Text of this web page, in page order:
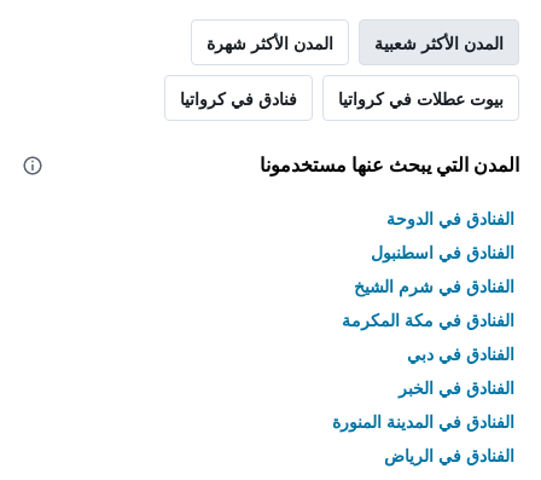
المدن الأكثر شعبية المدن الأكثر شهرة
بيوت عطلات في كرواتيا فنادق في كرواتيا
المدن التي يبحث عنها مستخدمونا
الفنادق في الدوحة
الفنادق في اسطنبول
الفنادق في شرم الشيخ
الفنادق في مكة المكرمة
الفنادق في دبي
الفنادق في الخبر
الفنادق في المدينة المنورة
الفنادق في الرياض